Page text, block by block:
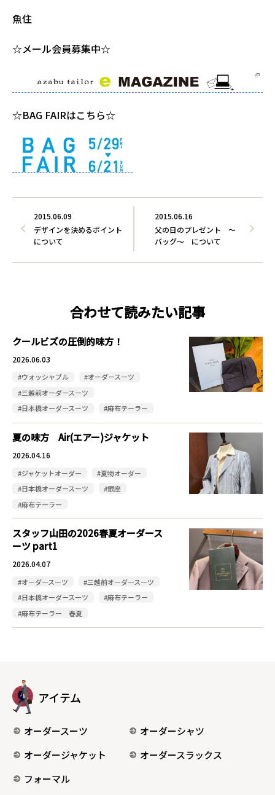
魚住
☆メール会員募集中☆
☆BAG FAIRはこちら☆
2015.06.16
父の日のプレゼント ～
バッグ～ について
2015.06.09
デザインを決めるポイント
について
合わせて読みたい記事
クールビズの圧倒的味方！
2026.06.03
#ウォッシャブル
#オーダースーツ
#三越前オーダースーツ
#日本橋オーダースーツ
#麻布テーラー
夏の味方 Air(エアー)ジャケット
2026.04.16
#ジャケットオーダー
#夏物オーダー
#日本橋オーダースーツ
#銀座
#麻布テーラー
スタッフ山田の2026春夏オーダース
ーツ part1
2026.04.07
#オーダースーツ
#三越前オーダースーツ
#日本橋オーダースーツ
#麻布テーラー
#麻布テーラー 春夏
アイテム
オーダースーツ
オーダーシャツ
オーダージャケット
オーダースラックス
フォーマル